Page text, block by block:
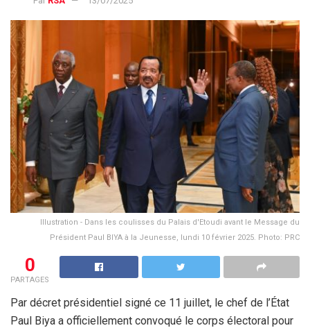
Illustration - Dans les coulisses du Palais d'Etoudi avant le Message du
Président Paul BIYA à la Jeunesse, lundi 10 février 2025. Photo: PRC
0
PARTAGES
Par décret présidentiel signé ce 11 juillet, le chef de l’État
Paul Biya a officiellement convoqué le corps électoral pour